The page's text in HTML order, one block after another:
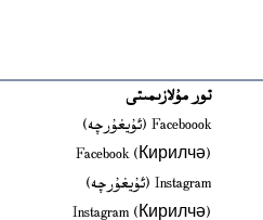
تور مۇلازىمىتى
Faceboook (ئۇيغۇرچە)
new window
Facebook (Кирилчә)
new window
Instagram (ئۇيغۇرچە)
new window
Instagram (Кирилчә)
new window